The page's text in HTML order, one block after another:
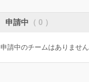
申請中 （ 0 ）
申請中のチームはありません